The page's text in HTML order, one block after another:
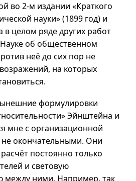
во 2-м издании «Краткого
науки» (1899 год) и
в целом ряде других работ
об общественном
неё до сих пор не
на которых
формулировки
Эйнштейна и
мне с организационной
не окончательными. Они
постоянно только
и световую
между ними. Например, так